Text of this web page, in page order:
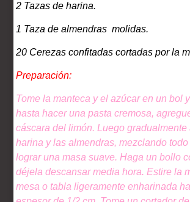
2 Tazas de harina.
1 Taza de almendras molidas.
20 Cerezas confitadas cortadas por la
Preparación:
Tome la manteca y el azúcar en un bol
hasta hacer una pasta cremosa,
cáscara del limón. Luego gradualmente
harina y las almendras, mezclando
lograr una masa suave. Haga un bollo
déjela descansar media hora. Estire la
mesa o tabla ligeramente enharinada